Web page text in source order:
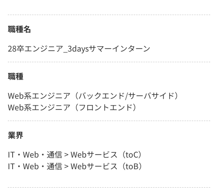
職種名
28卒エンジニア_3daysサマーインターン
職種
Web系エンジニア（バックエンド/サーバサイド）
Web系エンジニア（フロントエンド）
業界
IT・Web・通信 > Webサービス（toC）
IT・Web・通信 > Webサービス（toB）